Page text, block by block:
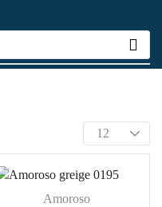
Amoroso